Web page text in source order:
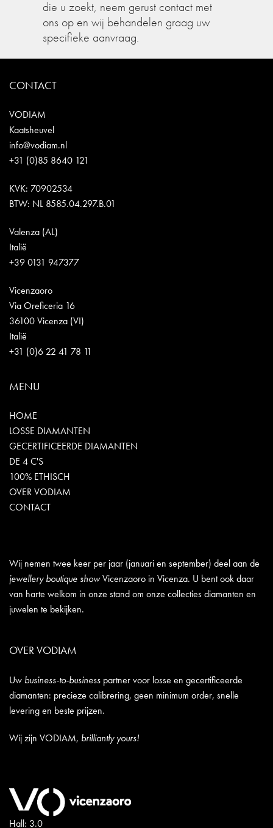
die u zoekt, neem gerust contact met
ons op en wij behandelen graag uw
specifieke aanvraag.
CONTACT
VODIAM
Kaatsheuvel
info@vodiam.nl
+31 (0)85 8640 121
KVK: 70902534
BTW: NL 8585.04.297.B.01
Valenza (AL)
Italië
+39 0131 947377
Vicenzaoro
Via Oreficeria 16
36100 Vicenza (VI)
Italië
+31 (0)6 22 41 78 11
MENU
HOME
LOSSE DIAMANTEN
GECERTIFICEERDE DIAMANTEN
DE 4 C'S
100% ETHISCH
OVER VODIAM
CONTACT
Wij nemen twee keer per jaar (januari en september) deel aan de
jewellery boutique showVicenzaoro in Vicenza. U bent ook daar
van harte welkom in onze stand om onze collecties diamanten en
juwelen te bekijken.
OVER VODIAM
Uw business-to-business partner voor losse en gecertificeerde
diamanten: precieze calibrering, geen minimum order, snelle
levering en beste prijzen.
Wij zijn VODIAM, brilliantly yours!
Hall: 3.0